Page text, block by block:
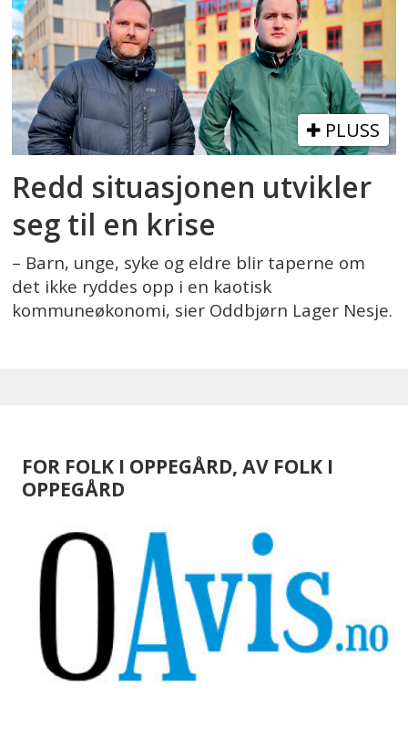
PLUSS
Redd situasjonen utvikler
seg til en krise
– Barn, unge, syke og eldre blir taperne om
det ikke ryddes opp i en kaotisk
kommuneøkonomi, sier Oddbjørn Lager Nesje.
FOR FOLK I OPPEGÅRD, AV FOLK I
OPPEGÅRD